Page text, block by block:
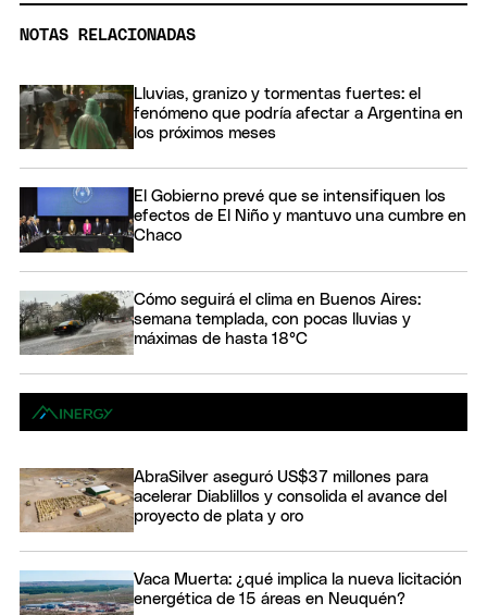
NOTAS RELACIONADAS
Lluvias, granizo y tormentas fuertes: el
fenómeno que podría afectar a Argentina en
los próximos meses
El Gobierno prevé que se intensifiquen los
efectos de El Niño y mantuvo una cumbre en
Chaco
Cómo seguirá el clima en Buenos Aires:
semana templada, con pocas lluvias y
máximas de hasta 18°C
AbraSilver aseguró US$37 millones para
acelerar Diablillos y consolida el avance del
proyecto de plata y oro
Vaca Muerta: ¿qué implica la nueva licitación
energética de 15 áreas en Neuquén?